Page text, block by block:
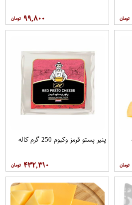
۹۹,۸۰۰
پنیر پستو قرمز وکیوم 250 گرم کاله
۴۳۲,۳۱۰